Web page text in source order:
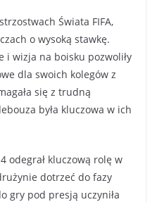
Świata FIFA,
o wysoką stawkę.
i wizja na boisku pozwoliły
dla swoich kolegów z
się z trudną
była kluczowa w ich
odegrał kluczową rolę w
dotrzeć do fazy
gry pod presją uczyniła